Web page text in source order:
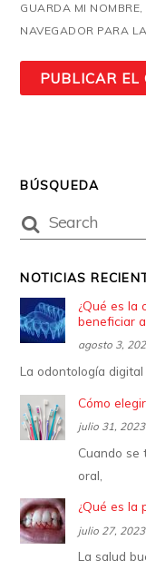
GUARDA MI
NAVEGADOR PARA
BÚSQUEDA
NOTICIAS
¿Qué es la
beneficiar
agosto 3,
La odontología
Cómo
julio 31, 2023
Cuando se
oral,
¿Qué es la
julio 27, 2023
La salud